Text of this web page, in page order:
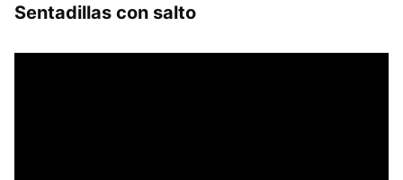
Sentadillas con salto